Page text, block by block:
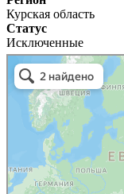
Курская область
Статус
Исключенные